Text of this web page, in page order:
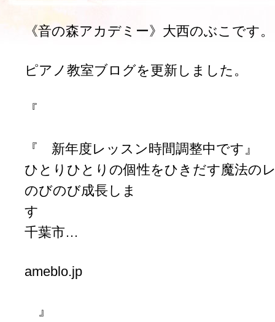
《音の森アカデミー》大西のぶこです。
ピアノ教室ブログを更新しました。
『
『 新年度レッスン時間調整中です』
ひとりひとりの個性をひきだす魔法の
のびのび成長しま
千葉市…
ameblo.jp
』